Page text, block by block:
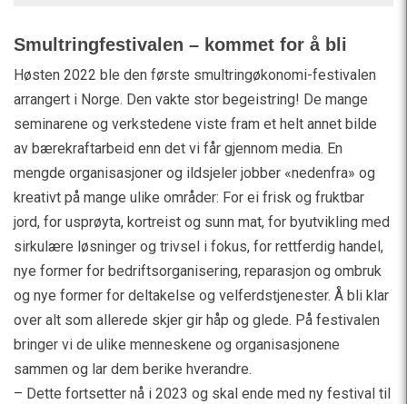
Smultringfestivalen – kommet for å bli
Høsten 2022 ble den første smultringøkonomi-festivalen
arrangert i Norge. Den vakte stor begeistring! De mange
seminarene og verkstedene viste fram et helt annet bilde
av bærekraftarbeid enn det vi får gjennom media. En
mengde organisasjoner og ildsjeler jobber «nedenfra» og
kreativt på mange ulike områder: For ei frisk og fruktbar
jord, for usprøyta, kortreist og sunn mat, for byutvikling med
sirkulære løsninger og trivsel i fokus, for rettferdig handel,
nye former for bedriftsorganisering, reparasjon og ombruk
og nye former for deltakelse og velferdstjenester. Å bli klar
over alt som allerede skjer gir håp og glede. På festivalen
bringer vi de ulike menneskene og organisasjonene
sammen og lar dem berike hverandre.
– Dette fortsetter nå i 2023 og skal ende med ny festival til